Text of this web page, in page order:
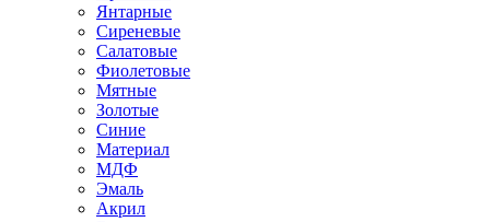
Янтарные
Сиреневые
Салатовые
Фиолетовые
Мятные
Золотые
Синие
Материал
МДФ
Эмаль
Акрил